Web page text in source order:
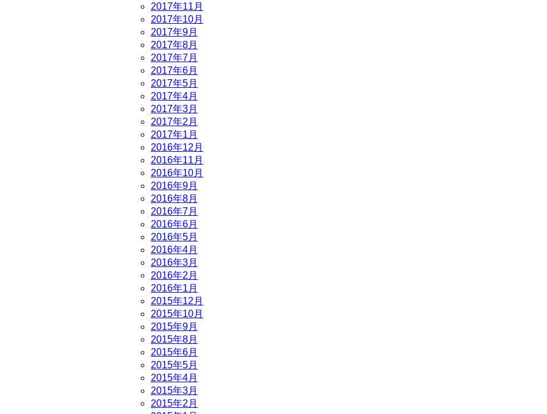
2017年11月
2017年10月
2017年9月
2017年8月
2017年7月
2017年6月
2017年5月
2017年4月
2017年3月
2017年2月
2017年1月
2016年12月
2016年11月
2016年10月
2016年9月
2016年8月
2016年7月
2016年6月
2016年5月
2016年4月
2016年3月
2016年2月
2016年1月
2015年12月
2015年10月
2015年9月
2015年8月
2015年6月
2015年5月
2015年4月
2015年3月
2015年2月